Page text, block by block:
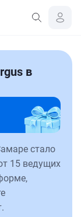
в
стало
15 ведущих